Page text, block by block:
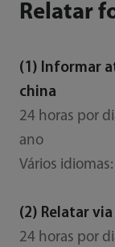
Relatar
(1) Informar
china
24 horas por
ano
Vários idiomas:
(2) Relatar
24 horas por